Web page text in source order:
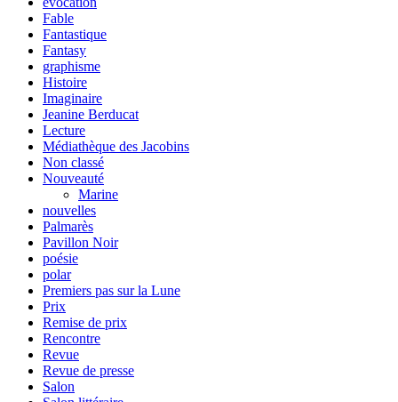
Fable
Fantastique
Fantasy
graphisme
Histoire
Imaginaire
Jeanine Berducat
Lecture
Médiathèque des Jacobins
Non classé
Nouveauté
Marine
nouvelles
Palmarès
Pavillon Noir
poésie
polar
Premiers pas sur la Lune
Prix
Remise de prix
Rencontre
Revue
Revue de presse
Salon